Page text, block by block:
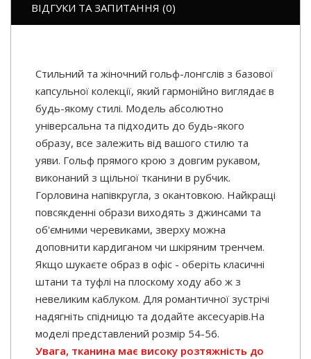
ВІДГУКИ ТА ЗАПИТАННЯ (0)
Стильний та жіночний гольф-лонгслів з базової
капсульної колекції, який гармонійно виглядає в
будь-якому стилі. Модель абсолютно
універсальна та підходить до будь-якого
образу, все залежить від вашого стилю та
уяви. Гольф прямого крою з довгим рукавом,
виконаний з щільної тканини в рубчик.
Горловина напівкругла, з окантовкою. Найкращі
повсякденні образи виходять з джинсами та
об'ємними черевиками, зверху можна
доповнити кардиганом чи шкіряним тренчем.
Якщо шукаєте образ в офіс - оберіть класичні
штани та туфлі на плоскому ходу або ж з
невеликим каблуком. Для романтичної зустрічі
надягніть спідницю та додайте аксесуарів.На
моделі представлений розмір 54-56.
Увага, тканина має високу розтяжність до